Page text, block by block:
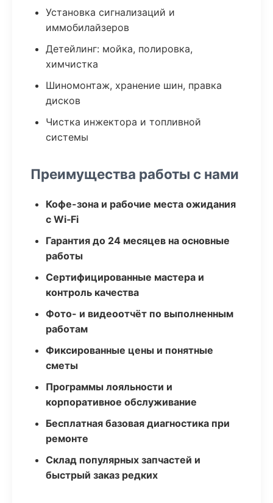
Установка сигнализаций и
иммобилайзеров
Детейлинг: мойка, полировка,
химчистка
Шиномонтаж, хранение шин, правка
дисков
Чистка инжектора и топливной
системы
Преимущества работы с нами
Кофе-зона и рабочие места ожидания
с Wi‑Fi
Гарантия до 24 месяцев на основные
работы
Сертифицированные мастера и
контроль качества
Фото- и видеоотчёт по выполненным
работам
Фиксированные цены и понятные
сметы
Программы лояльности и
корпоративное обслуживание
Бесплатная базовая диагностика при
ремонте
Склад популярных запчастей и
быстрый заказ редких